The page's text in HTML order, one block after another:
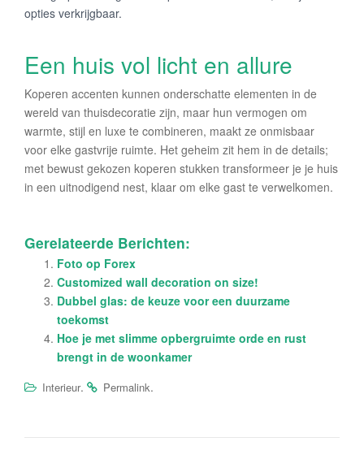
opties verkrijgbaar.
Een huis vol licht en allure
Koperen accenten kunnen onderschatte elementen in de
wereld van thuisdecoratie zijn, maar hun vermogen om
warmte, stijl en luxe te combineren, maakt ze onmisbaar
voor elke gastvrije ruimte. Het geheim zit hem in de details;
met bewust gekozen koperen stukken transformeer je je huis
in een uitnodigend nest, klaar om elke gast te verwelkomen.
Gerelateerde Berichten:
Foto op Forex
Customized wall decoration on size!
Dubbel glas: de keuze voor een duurzame
toekomst
Hoe je met slimme opbergruimte orde en rust
brengt in de woonkamer
Interieur. Permalink.